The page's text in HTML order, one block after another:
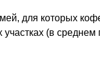
для которых
(в среднем